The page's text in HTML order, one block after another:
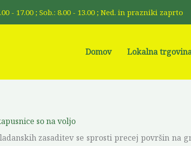
- 17.00 ; Sob.: 8.00 - 13.00 ; Ned. in prazniki zaprto
Domov Lokalna
so na voljo
zasaditev se sprosti precej površin na